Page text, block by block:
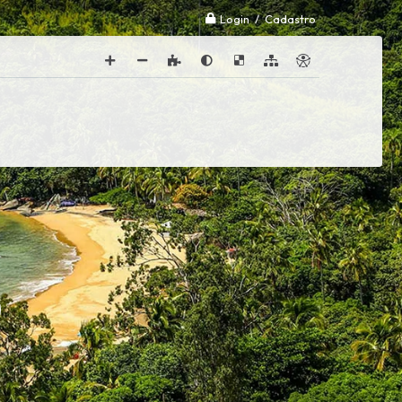
Login / Cadastro